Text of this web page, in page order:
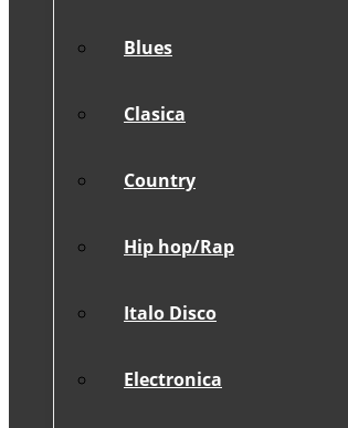
Blues
Clasica
Country
Hip hop/Rap
Italo Disco
Electronica